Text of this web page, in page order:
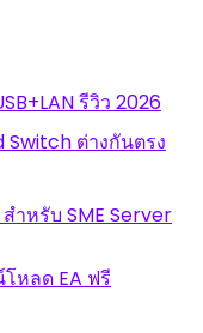
รีวิว 2026
ต่างกันตรง
ำหรับ SME Server
หลด EA ฟรี